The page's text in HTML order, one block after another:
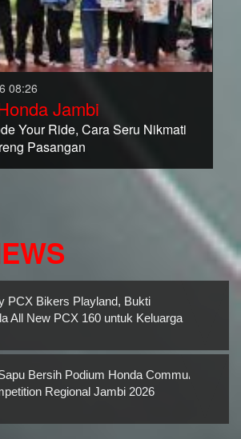
08:26
Jambi
Your Ride, Cara Seru Nikmati
Pasangan
PCX Bikers Playland, Bukti
All New PCX 160 untuk Keluarga
Bersih Podium Honda Community
Regional Jambi 2026